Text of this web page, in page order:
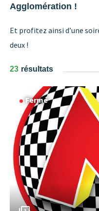
Agglomération !
Et profitez ainsi d’une
deux !
23 résultats
Fermé